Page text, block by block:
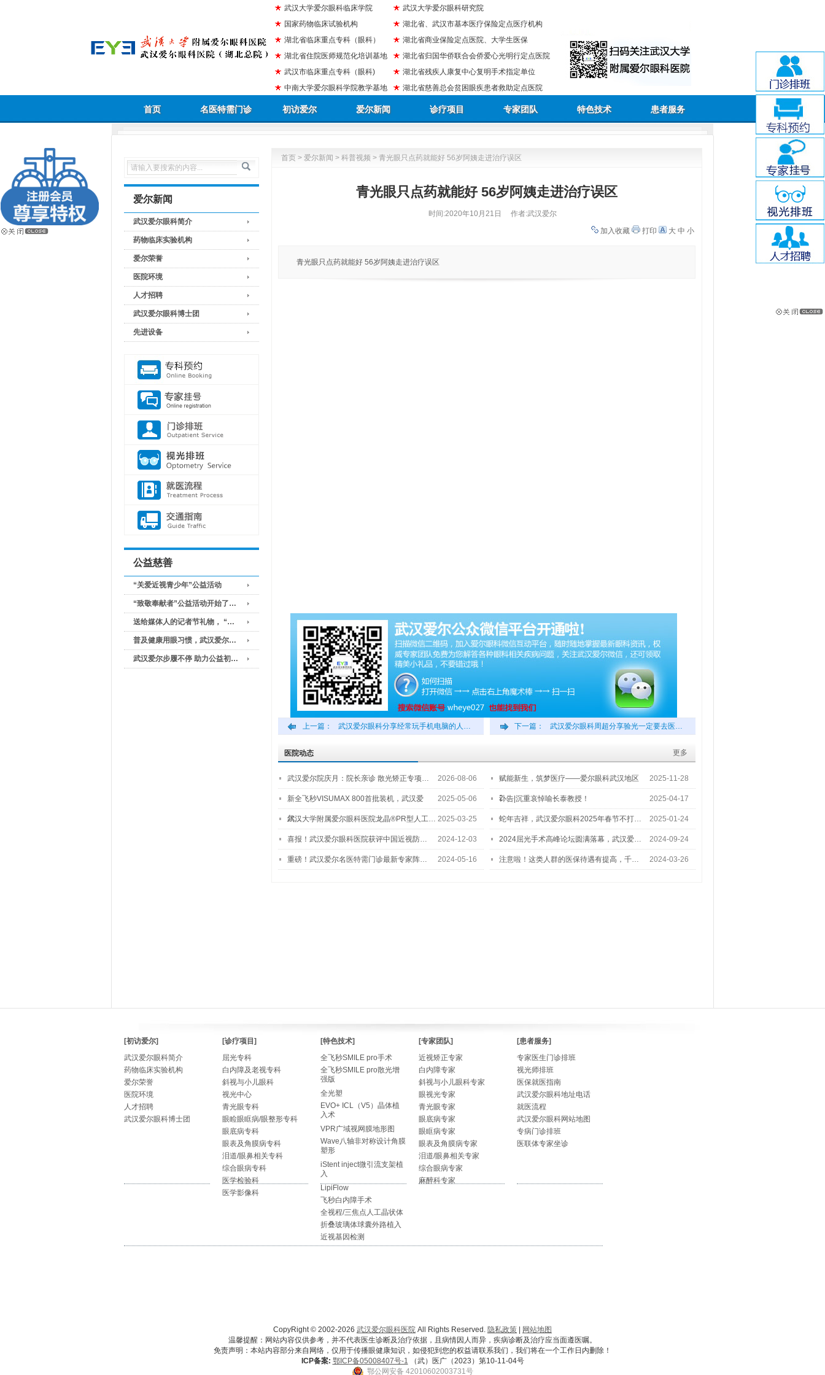
武汉大学爱尔眼科临床学院
国家药物临床试验机构
湖北省临床重点专科（眼科）
湖北省住院医师规范化培训基地
武汉市临床重点专科（眼科)
中南大学爱尔眼科学院教学基地
武汉大学爱尔眼科研究院
湖北省、武汉市基本医疗保险定点医疗机构
湖北省商业保险定点医院、大学生医保
湖北省归国华侨联合会侨爱心光明行定点医院
湖北省残疾人康复中心复明手术指定单位
湖北省慈善总会贫困眼疾患者救助定点医院
首页 名医特需门诊 初访爱尔 爱尔新闻 诊疗项目 专家团队 特色技术 患者服务
爱尔新闻
武汉爱尔眼科简介
药物临床实验机构
爱尔荣誉
医院环境
人才招聘
武汉爱尔眼科博士团
先进设备
公益慈善
“关爱近视青少年”公益活动
“致敬奉献者”公益活动开始了…
送给媒体人的记者节礼物， “…
普及健康用眼习惯，武汉爱尔…
武汉爱尔步履不停 助力公益初…
首页 > 爱尔新闻 > 科普视频 > 青光眼只点药就能好 56岁阿姨走进治疗误区
青光眼只点药就能好 56岁阿姨走进治疗误区
时间:2020年10月21日
作者:武汉爱尔
加入收藏
打印 大 中 小
青光眼只点药就能好 56岁阿姨走进治疗误区
上一篇： 武汉爱尔眼科分享经常玩手机电脑的人… 下一篇： 武汉爱尔眼科周超分享验光一定要去医…
更多
医院动态
武汉爱尔院庆月：院长亲诊 散光矫正专项… 2026-08-06 赋能新生，筑梦医疗——爱尔眼科武汉地区
2…
2025-11-28
新全飞秒VISUMAX 800首批装机，武汉爱
尔…
2025-05-06 讣告|沉重哀悼喻长泰教授！ 2025-04-17
武汉大学附属爱尔眼科医院龙晶®PR型人工… 2025-03-25 蛇年吉祥，武汉爱尔眼科2025年春节不打… 2025-01-24
喜报！武汉爱尔眼科医院获评中国近视防… 2024-12-03 2024屈光手术高峰论坛圆满落幕，武汉爱… 2024-09-24
重磅！武汉爱尔名医特需门诊最新专家阵… 2024-05-16 注意啦！这类人群的医保待遇有提高，千… 2024-03-26
[初访爱尔]
武汉爱尔眼科简介
药物临床实验机构
爱尔荣誉
医院环境
人才招聘
武汉爱尔眼科博士团
[诊疗项目]
屈光专科
白内障及老视专科
斜视与小儿眼科
视光中心
青光眼专科
眼睑眼眶病/眼整形专科
眼底病专科
眼表及角膜病专科
泪道/眼鼻相关专科
综合眼病专科
医学检验科
医学影像科
[特色技术]
全飞秒SMILE pro手术
全飞秒SMILE pro散光增
强版
全光塑
EVO+ ICL（V5）晶体植
入术
VPR广域视网膜地形图
Wave八轴非对称设计角膜
塑形
iStent inject微引流支架植
入
LipiFlow
飞秒白内障手术
全视程/三焦点人工晶状体
折叠玻璃体球囊外路植入
近视基因检测
[专家团队]
近视矫正专家
白内障专家
斜视与小儿眼科专家
眼视光专家
青光眼专家
眼底病专家
眼眶病专家
眼表及角膜病专家
泪道/眼鼻相关专家
综合眼病专家
麻醉科专家
[患者服务]
专家医生门诊排班
视光师排班
医保就医指南
武汉爱尔眼科地址电话
就医流程
武汉爱尔眼科网站地图
专病门诊排班
医联体专家坐诊
CopyRight © 2002-2026 武汉爱尔眼科医院 All Rights Reserved. 隐私政策
网站地图
温馨提醒：网站内容仅供参考，并不代表医生诊断及治疗依据，且病情因人而异，疾病诊断及治疗应当面遵医嘱。
免责声明：本站内容部分来自网络，仅用于传播眼健康知识，如侵犯到您的权益请联系我们，我们将在一个工作日内删除！
ICP备案: 鄂ICP备05008407号-1 （武）医广（2023）第10-11-04号
鄂公网安备 42010602003731号